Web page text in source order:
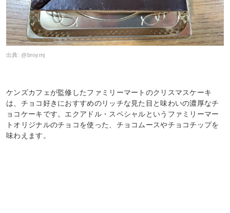
出典: @broymj
ケンズカフェが監修したファミリーマートのクリスマスケーキ
は、チョコ好きにおすすめのリッチな見た目と味わいの濃厚なチ
ョコケーキです。エクアドル・スペシャルというファミリーマー
トオリジナルのチョコを使った、チョコムースやチョコチップを
味わえます。